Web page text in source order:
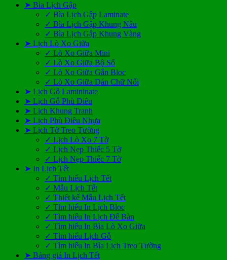
➤ Bìa Lịch Gập
✓ Bìa Lịch Gập Laminate
✓ Bìa Lịch Gập Khung Nâu
✓ Bìa Lịch Gập Khung Vàng
➤ Lịch Lò Xo Giữa
✓ Lò Xo Giữa Mini
✓ Lò Xo Giữa Bộ Số
✓ Lò Xo Giữa Gắn Bloc
✓ Lò Xo Giữa Dán Chữ Nổi
➤ Lịch Gỗ Lamininate
➤ Lịch Gỗ Phù Điêu
➤ Lịch Khung Tranh
➤ Lịch Phù Điêu Nhựa
➤ Lịch Tờ Treo Tường
✓ Lịch Lò Xo 7 Tờ
✓ Lịch Nẹp Thiếc 5 Tờ
✓ Lịch Nẹp Thiếc 7 Tờ
➤ In Lịch Tết
✓ Tìm hiểu Lịch Tết
✓ Mẫu Lịch Tết
✓ Thiết kế Mẫu Lịch Tết
✓ Tìm hiểu In Lịch Bloc
✓ Tìm hiểu In Lịch Để Bàn
✓ Tìm hiểu In Bìa Lò Xo Giữa
✓ Tìm hiểu Lịch Gỗ
✓ Tìm hiểu In Bìa Lịch Treo Tường
➤ Bảng giá In Lịch Tết